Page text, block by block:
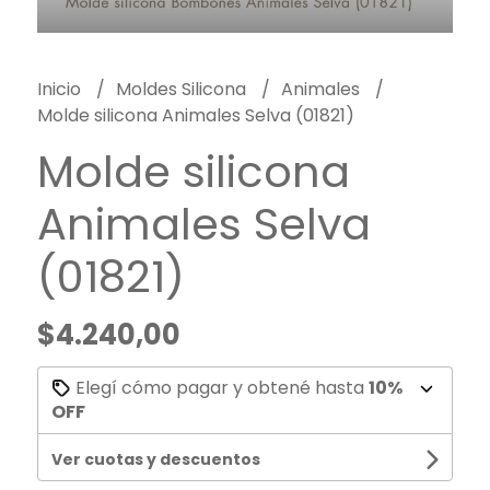
Inicio Moldes Silicona
Animales
Molde silicona Animales Selva (01821)
Molde silicona
Animales Selva
(01821)
$4.240,00
Elegí cómo pagar y obtené hasta 10%
OFF
Ver cuotas y descuentos